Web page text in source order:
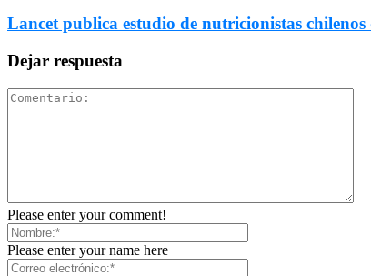
Lancet publica estudio de nutricionistas
Dejar respuesta
Please enter your comment!
Please enter your name here